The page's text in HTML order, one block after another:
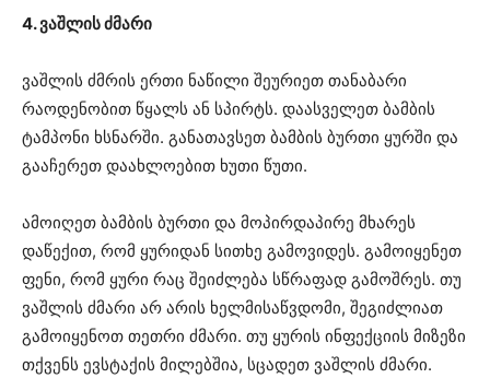
4. ვაშლის ძმარი
ვაშლის ძმრის ერთი ნაწილი შეურიეთ თანაბარი
რაოდენობით წყალს ან სპირტს. დაასველეთ ბამბის
ტამპონი ხსნარში. განათავსეთ ბამბის ბურთი ყურში და
გააჩერეთ დაახლოებით ხუთი წუთი.
ამოიღეთ ბამბის ბურთი და მოპირდაპირე მხარეს
დაწექით, რომ ყურიდან სითხე გამოვიდეს. გამოიყენეთ
ფენი, რომ ყური რაც შეიძლება სწრაფად გამოშრეს. თუ
ვაშლის ძმარი არ არის ხელმისაწვდომი, შეგიძლიათ
გამოიყენოთ თეთრი ძმარი. თუ ყურის ინფექციის მიზეზი
თქვენს ევსტაქის მილებშია, სცადეთ ვაშლის ძმარი.